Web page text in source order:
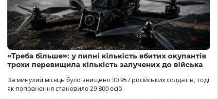
«Треба більше»: у липні кількість вбитих окупантів
трохи перевищила кількість залучених до війська
За минулий місяць було знищено 30 957 російських солдатів, тоді
як поповнення становило 29 800 осіб.